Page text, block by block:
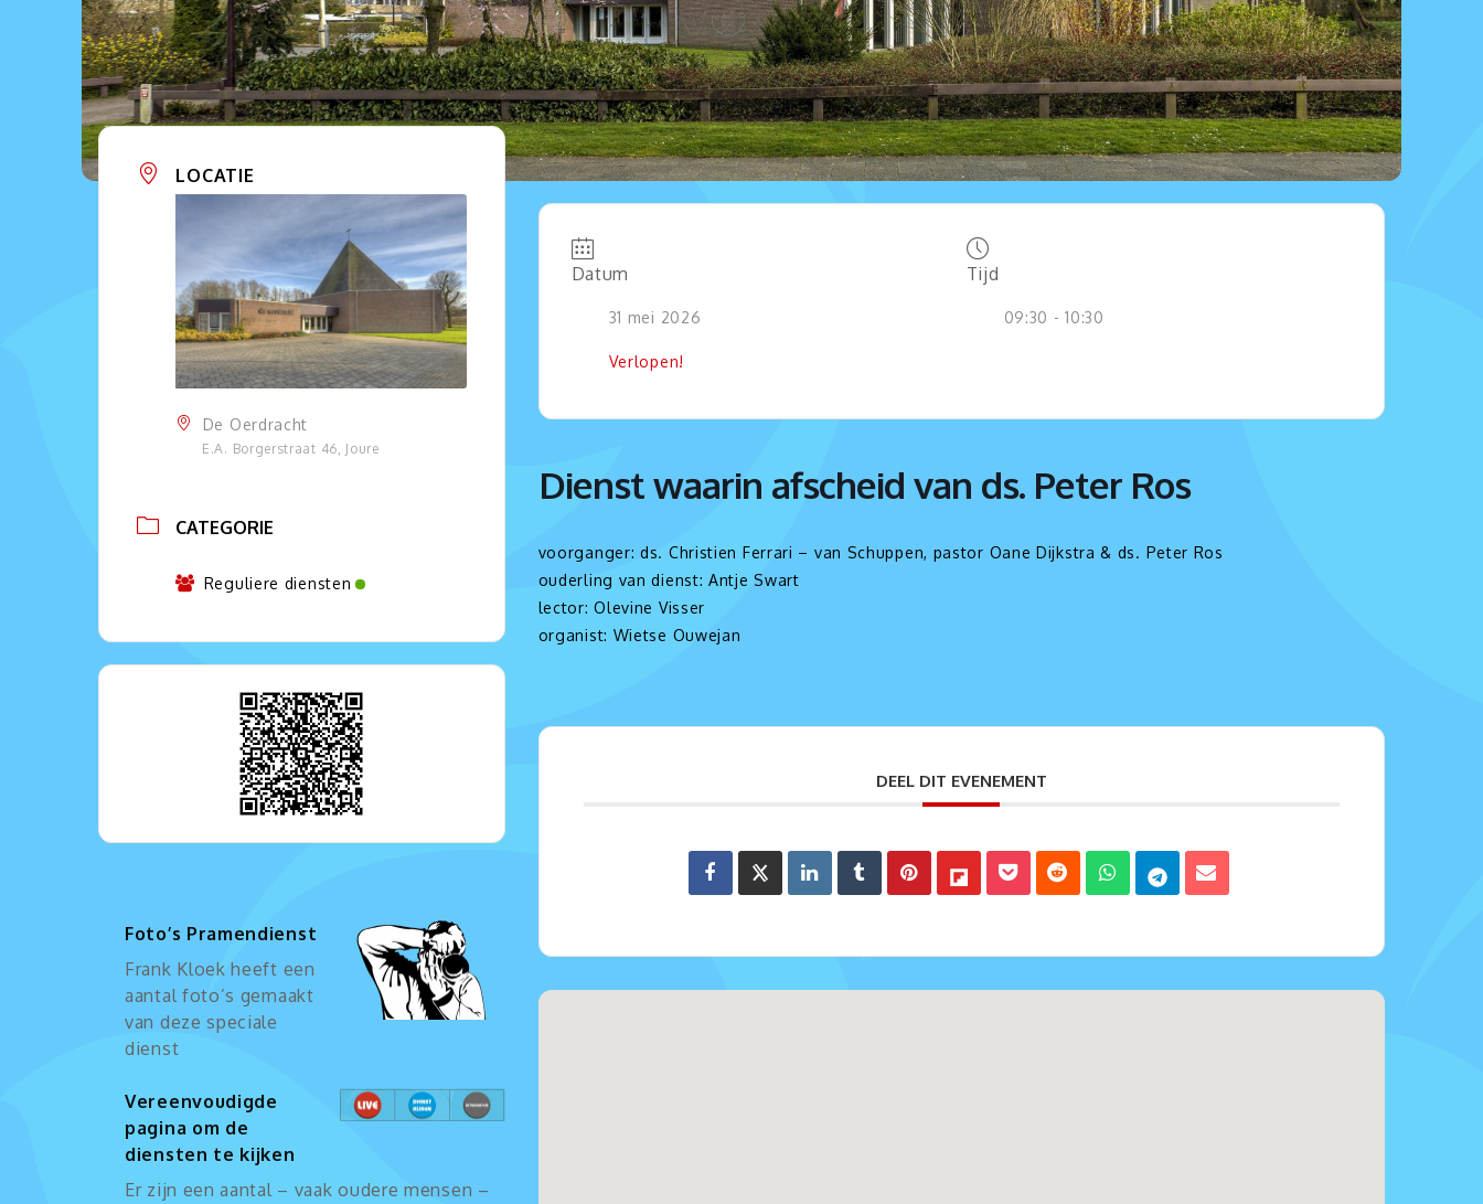
LOCATIE
De Oerdracht
E.A. Borgerstraat 46, Joure
CATEGORIE
Reguliere diensten
Foto’s Pramendienst
Frank Kloek heeft een
aantal foto’s gemaakt
van deze speciale
dienst
Vereenvoudigde
pagina om de
diensten te kijken
Er zijn een aantal – vaak oudere mensen –
Datum
31 mei 2026
Verlopen!
Tijd
09:30 - 10:30
Dienst waarin afscheid van ds. Peter Ros
voorganger: ds. Christien Ferrari – van Schuppen, pastor Oane Dijkstra & ds. Peter Ros
ouderling van dienst: Antje Swart
lector: Olevine Visser
organist: Wietse Ouwejan
DEEL DIT EVENEMENT